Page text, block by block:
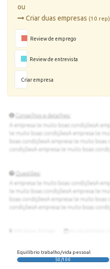
ou
Criar duas empresas (10 rep)
Review de emprego
Review de entrevista
Criar empresa
Equilíbrio trabalho/vida pessoal
50/100